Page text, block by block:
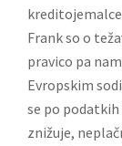
Frank so o
pravico pa
Evropskim
se po podatkih
znižuje,